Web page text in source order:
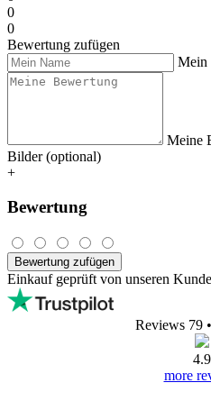
0
0
Bewertung zufügen
Mein
Meine
Bilder (optional)
+
Bewertung
Bewertung zufügen
Einkauf geprüft von unseren
Reviews 79
4.9
more